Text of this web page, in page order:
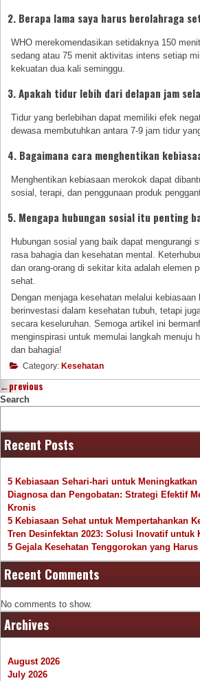
2. Berapa lama saya harus berolahraga
WHO merekomendasikan setidaknya 150
sedang atau 75 menit aktivitas intens setiap
kekuatan dua kali seminggu.
3. Apakah tidur lebih dari delapan jam
Tidur yang berlebihan dapat memiliki efek
dewasa membutuhkan antara 7-9 jam tidur
4. Bagaimana cara menghentikan
Menghentikan kebiasaan merokok dapat
sosial, terapi, dan penggunaan produk
5. Mengapa hubungan sosial itu penting
Hubungan sosial yang baik dapat mengurangi
rasa bahagia dan kesehatan mental.
dan orang-orang di sekitar kita adalah elemen
sehat.
Dengan menjaga kesehatan melalui
berinvestasi dalam kesehatan tubuh, tetapi
secara keseluruhan. Semoga artikel ini
menginspirasi untuk memulai langkah menuju
dan bahagia!
Category: Kesehatan
←previous
Search
Recent Posts
5 Kebiasaan Sehari-hari untuk Meningkatkan
Diagnosa dan Pengobatan: Strategi Efektif
Kronis
5 Kebiasaan Sehat untuk Mempertahankan
Tren Desinfektan 2023: Solusi Inovatif untuk
5 Gejala Kesehatan Tenggorokan yang
Recent Comments
No comments to show.
Archives
August 2026
July 2026